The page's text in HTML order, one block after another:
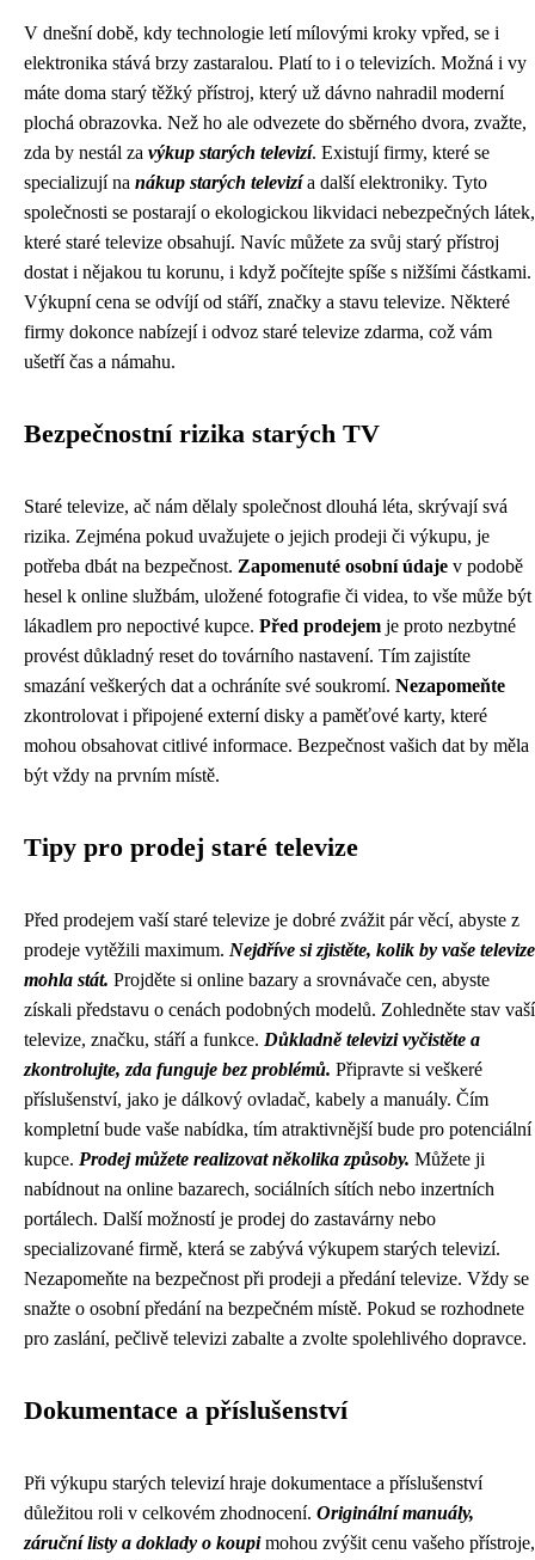
V dnešní době, kdy technologie letí mílovými kroky vpřed, se i
elektronika stává brzy zastaralou. Platí to i o televizích. Možná i vy
máte doma starý těžký přístroj, který už dávno nahradil moderní
plochá obrazovka. Než ho ale odvezete do sběrného dvora, zvažte,
zda by nestál za výkup starých televizí. Existují firmy, které se
specializují na nákup starých televizía další elektroniky. Tyto
společnosti se postarají o ekologickou likvidaci nebezpečných látek,
které staré televize obsahují. Navíc můžete za svůj starý přístroj
dostat i nějakou tu korunu, i když počítejte spíše s nižšími částkami.
Výkupní cena se odvíjí od stáří, značky a stavu televize. Některé
firmy dokonce nabízejí i odvoz staré televize zdarma, což vám
ušetří čas a námahu.
Bezpečnostní rizika starých TV
Staré televize, ač nám dělaly společnost dlouhá léta, skrývají svá
rizika. Zejména pokud uvažujete o jejich prodeji či výkupu, je
potřeba dbát na bezpečnost. Zapomenuté osobní údaje v podobě
hesel k online službám, uložené fotografie či videa, to vše může být
lákadlem pro nepoctivé kupce. Před prodejem je proto nezbytné
provést důkladný reset do továrního nastavení. Tím zajistíte
smazání veškerých dat a ochráníte své soukromí. Nezapomeňte
zkontrolovat i připojené externí disky a paměťové karty, které
mohou obsahovat citlivé informace. Bezpečnost vašich dat by měla
být vždy na prvním místě.
Tipy pro prodej staré televize
Před prodejem vaší staré televize je dobré zvážit pár věcí, abyste z
prodeje vytěžili maximum. Nejdříve si zjistěte, kolik by vaše televize
mohla stát. Projděte si online bazary a srovnávače cen, abyste
získali představu o cenách podobných modelů. Zohledněte stav vaší
televize, značku, stáří a funkce. Důkladně televizi vyčistěte a
zkontrolujte, zda funguje bez problémů. Připravte si veškeré
příslušenství, jako je dálkový ovladač, kabely a manuály. Čím
kompletní bude vaše nabídka, tím atraktivnější bude pro potenciální
kupce. Prodej můžete realizovat několika způsoby. Můžete ji
nabídnout na online bazarech, sociálních sítích nebo inzertních
portálech. Další možností je prodej do zastavárny nebo
specializované firmě, která se zabývá výkupem starých televizí.
Nezapomeňte na bezpečnost při prodeji a předání televize. Vždy se
snažte o osobní předání na bezpečném místě. Pokud se rozhodnete
pro zaslání, pečlivě televizi zabalte a zvolte spolehlivého dopravce.
Dokumentace a příslušenství
Při výkupu starých televizí hraje dokumentace a příslušenství
důležitou roli v celkovém zhodnocení. Originální manuály,
záruční listy a doklady o koupimohou zvýšit cenu vašeho přístroje,